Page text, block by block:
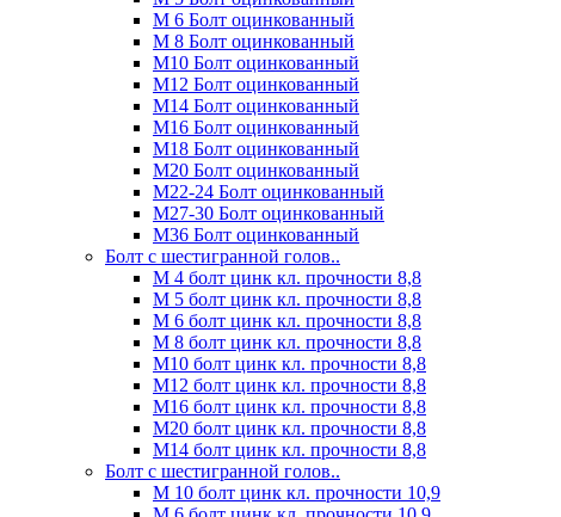
М 6 Болт оцинкованный
М 8 Болт оцинкованный
М10 Болт оцинкованный
М12 Болт оцинкованный
М14 Болт оцинкованный
М16 Болт оцинкованный
М18 Болт оцинкованный
М20 Болт оцинкованный
М22-24 Болт оцинкованный
М27-30 Болт оцинкованный
М36 Болт оцинкованный
Болт с шестигранной голов..
М 4 болт цинк кл. прочности 8,8
М 5 болт цинк кл. прочности 8,8
М 6 болт цинк кл. прочности 8,8
М 8 болт цинк кл. прочности 8,8
М10 болт цинк кл. прочности 8,8
М12 болт цинк кл. прочности 8,8
М16 болт цинк кл. прочности 8,8
М20 болт цинк кл. прочности 8,8
М14 болт цинк кл. прочности 8,8
Болт с шестигранной голов..
М 10 болт цинк кл. прочности 10,9